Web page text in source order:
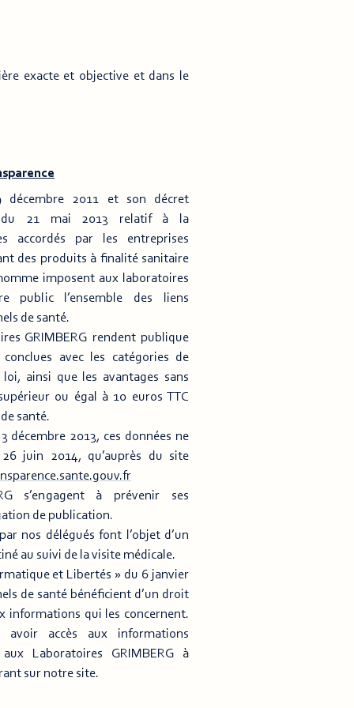
exacte et objective et dans le
décembre 2011 et son décret
du 21 mai 2013 relatif à la
accordés par les entreprises
des produits à finalité sanitaire
imposent aux laboratoires
public l’ensemble des liens
de santé.
GRIMBERG rendent publique
conclues avec les catégories de
ainsi que les avantages sans
ou égal à 10 euros TTC
santé.
décembre 2013, ces données ne
juin 2014, qu’auprès du site
s’engagent à prévenir ses
de publication.
nos délégués font l’objet d’un
au suivi de la visite médicale.
et Libertés » du 6 janvier
de santé bénéficient d’un droit
informations qui les concernent.
accès aux informations
aux Laboratoires GRIMBERG à
sur notre site.